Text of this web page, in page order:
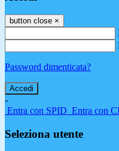
button close ×
Password dimenticata?
-
Entra con SPID Entra con
Seleziona utente